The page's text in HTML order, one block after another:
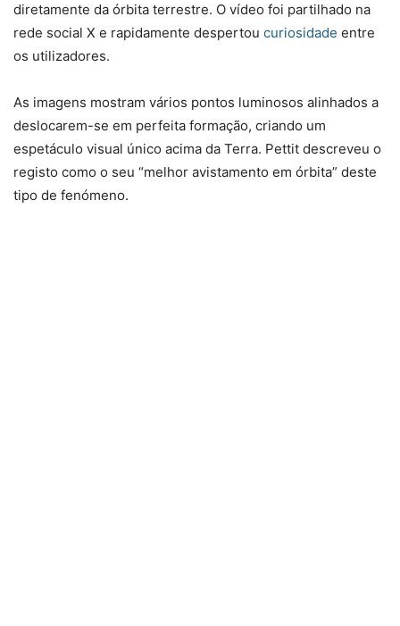
diretamente da órbita terrestre. O vídeo foi partilhado na
rede social X e rapidamente despertou curiosidade entre
os utilizadores.
As imagens mostram vários pontos luminosos alinhados a
deslocarem-se em perfeita formação, criando um
espetáculo visual único acima da Terra. Pettit descreveu o
registo como o seu “melhor avistamento em órbita” deste
tipo de fenómeno.